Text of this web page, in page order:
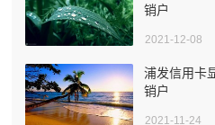
销户
2021-12-08
浦发信用卡
销户
2021-11-24